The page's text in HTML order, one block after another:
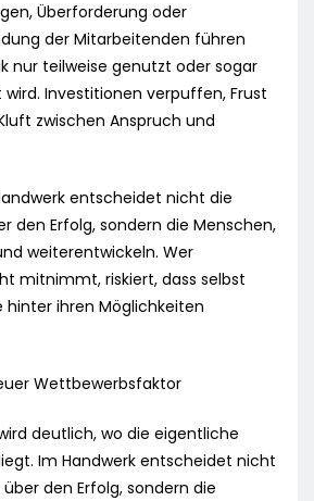
Überforderung oder
der Mitarbeitenden führen
nur teilweise genutzt oder sogar
Investitionen verpuffen, Frust
zwischen Anspruch und
entscheidet nicht die
den Erfolg, sondern die Menschen,
weiterentwickeln. Wer
mitnimmt, riskiert, dass selbst
hinter ihren Möglichkeiten
Wettbewerbsfaktor
deutlich, wo die eigentliche
Im Handwerk entscheidet nicht
den Erfolg, sondern die